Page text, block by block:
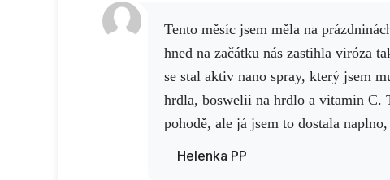
straně. Lékař mi řekl, že mé plíce
šest měsíců.Užívala jsem denněNO
Activ 3, Activcordyceps, Activreishi
dávkách a náš úžasný sprej, který
vitaminem C ve spreji.Na
Tento měsíc jsem měla na prázdninách svého vnoučka a
hned na začátku nás zastihla viróza
se stal aktiv nano spray, který jsem
hrdla, boswelii na hrdlo a vitamin C.
pohodě, ale já jsem to dostala
dávku vitamínu C a activmineral a
Helenka PP